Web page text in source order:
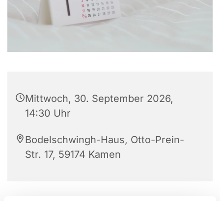
Mittwoch, 30. September 2026,
14:30 Uhr
Bodelschwingh-Haus, Otto-Prein-
Str. 17, 59174 Kamen